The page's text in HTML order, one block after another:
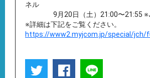
ネル
9月20日（土）21:00〜21:55
※詳細は下記をご覧ください。
https://www2.myjcom.jp/special/jch/